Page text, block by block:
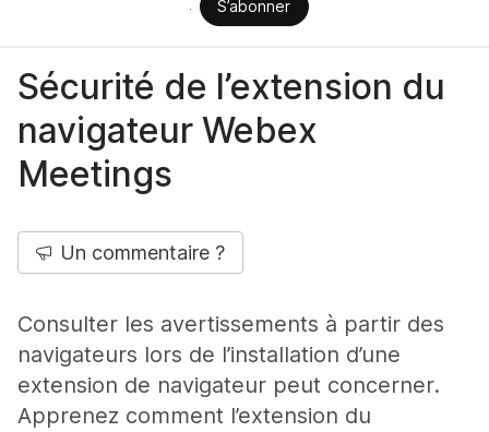
S’abonner
Sécurité de l’extension du
navigateur Webex
Meetings
Un commentaire ?
Consulter les avertissements à partir des
navigateurs lors de l’installation d’une
extension de navigateur peut concerner.
Apprenez comment l’extension du